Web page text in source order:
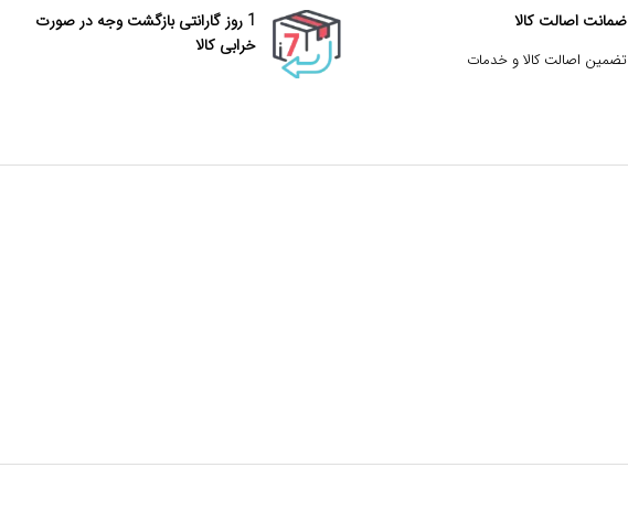
ضمانت اصالت کالا
تضمین اصالت کالا و خدمات
1 روز گارانتی بازگشت وجه در صورت
خرابی کالا